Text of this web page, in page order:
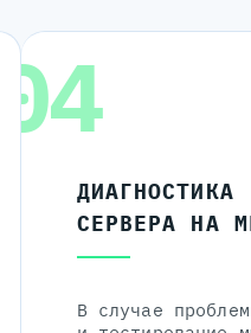
04
ДИАГНОСТИКА
СЕРВЕРА НА
В случае